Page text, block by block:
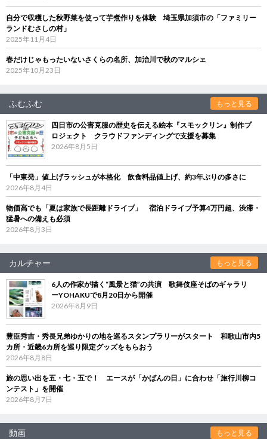
自分で収穫した秋野菜を使って芋煮作りを体験 埼玉県加須市の「ファミリー
ランドむさしの村」
2025年11月4日
春だけじゃもったいないさくらの名所、加治川で秋のマルシェ
2025年10月23日
ふむふむ もっと見る
四日市の公害克服の歴史を伝える絵本『スモックリン』制作プ
ロジェクト クラウドファンディングで支援を募集
2026年8月5日
「中東発」値上げラッシュが本格化 飲食料品値上げ、約3年ぶりの多さに
2026年8月4日
物価高でも「夏は家族で長距離ドライブ」 宿泊ドライブ予算4万円超、渋滞・
猛暑への備えも必須
2026年8月3日
カルチャー もっと見る
6人の作家が描く“風景と猫”の共演 歌舞伎座そばのギャラリ
ーYOHAKUで8月20日から開催
2026年8月9日
豊臣秀吉・秀長兄弟ゆかりの地を巡るスタンプラリーがスタート 和歌山市内5
カ所・近畿6カ所を巡り限定グッズをもらおう
2026年8月8日
旅の思い出を五・七・五で！ エースが「かばんの日」に合わせ「旅行川柳コ
ンテスト」を開催
2026年8月7日
動画 もっと見る